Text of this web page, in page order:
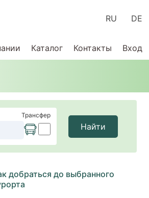
RU DE
Каталог Контакты Вход
Трансфер
Найти
добраться до выбранного